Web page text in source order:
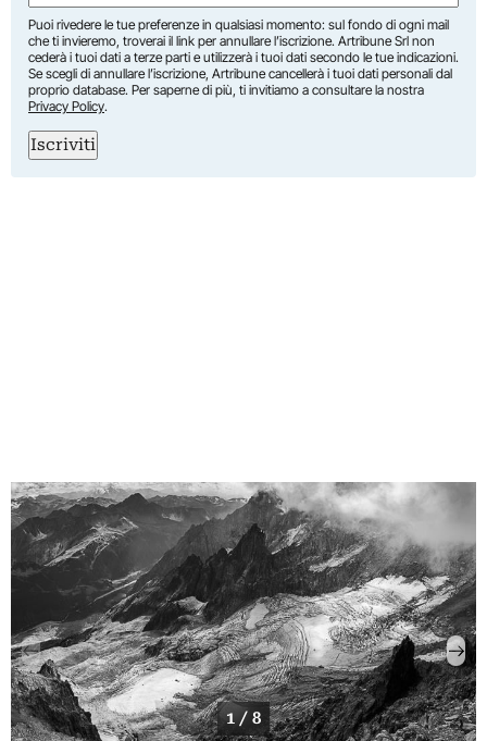
Puoi rivedere le tue preferenze in qualsiasi momento: sul fondo di ogni mail
che ti invieremo, troverai il link per annullare l’iscrizione. Artribune Srl non
cederà i tuoi dati a terze parti e utilizzerà i tuoi dati secondo le tue indicazioni.
Se scegli di annullare l’iscrizione, Artribune cancellerà i tuoi dati personali dal
proprio database. Per saperne di più, ti invitiamo a consultare la nostra
Privacy Policy.
Iscriviti
1 / 8